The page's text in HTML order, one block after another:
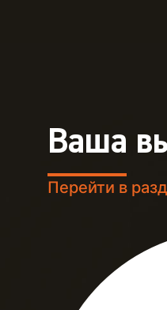
Ваша
Перейти в